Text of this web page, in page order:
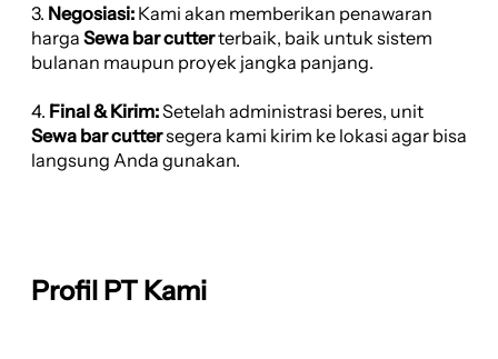
3. Negosiasi: Kami akan memberikan penawaran
harga Sewa bar cutterterbaik, baik untuk sistem
bulanan maupun proyek jangka panjang.
4. Final & Kirim:Setelah administrasi beres, unit
Sewa bar cuttersegera kami kirim ke lokasi agar bisa
langsung Anda gunakan.
Profil PT Kami